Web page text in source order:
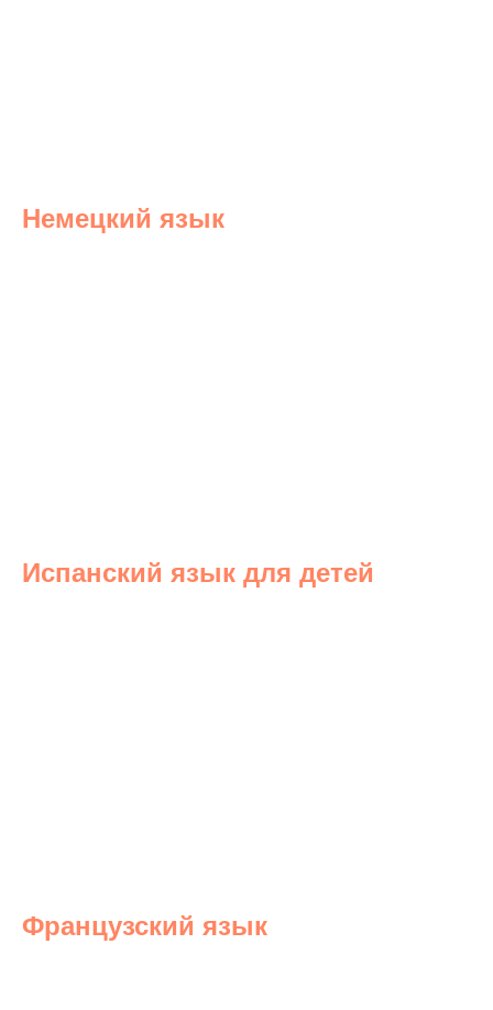
Немецкий язык
Испанский язык для детей
Французский язык